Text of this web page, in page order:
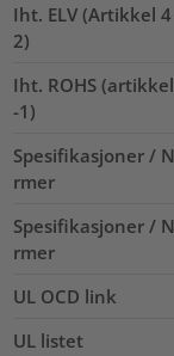
Iht. ELV (Artikkel 4
2)
Iht. ROHS
-1)
Spesifikasjoner /
rmer
Spesifikasjoner /
rmer
UL OCD link
UL listet